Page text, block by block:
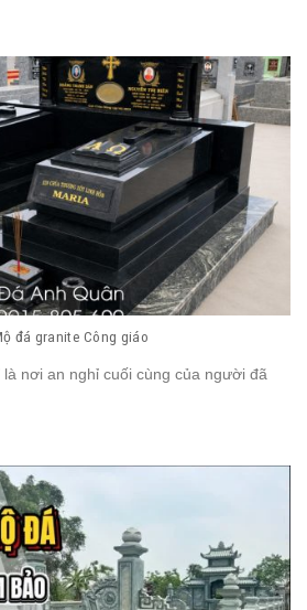
đá granite Công giáo
là nơi an nghỉ cuối cùng của người đã